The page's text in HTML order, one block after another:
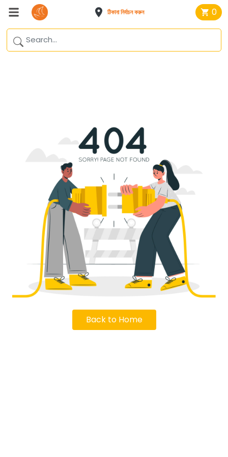
ঠিকানা নির্বাচন করুন 0
Back to Home